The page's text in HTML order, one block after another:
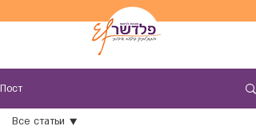
Пост
Все статьи